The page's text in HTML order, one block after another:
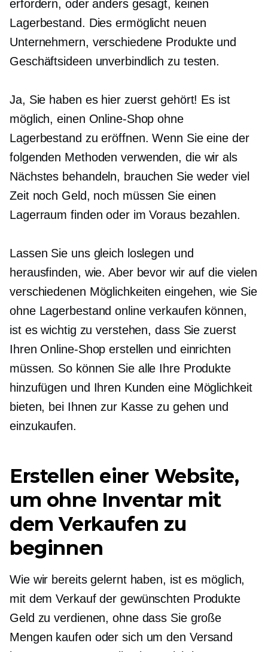
erfordern, oder anders gesagt, keinen
Lagerbestand. Dies ermöglicht neuen
Unternehmern, verschiedene Produkte und
Geschäftsideen unverbindlich zu testen.
Ja, Sie haben es hier zuerst gehört! Es ist
möglich, einen Online-Shop ohne
Lagerbestand zu eröffnen. Wenn Sie eine der
folgenden Methoden verwenden, die wir als
Nächstes behandeln, brauchen Sie weder viel
Zeit noch Geld, noch müssen Sie einen
Lagerraum finden oder im Voraus bezahlen.
Lassen Sie uns gleich loslegen und
herausfinden, wie. Aber bevor wir auf die vielen
verschiedenen Möglichkeiten eingehen, wie Sie
ohne Lagerbestand online verkaufen können,
ist es wichtig zu verstehen, dass Sie zuerst
Ihren Online-Shop erstellen und einrichten
müssen. So können Sie alle Ihre Produkte
hinzufügen und Ihren Kunden eine Möglichkeit
bieten, bei Ihnen zur Kasse zu gehen und
einzukaufen.
Erstellen einer Website,
um ohne Inventar mit
dem Verkaufen zu
beginnen
Wie wir bereits gelernt haben, ist es möglich,
mit dem Verkauf der gewünschten Produkte
Geld zu verdienen, ohne dass Sie große
Mengen kaufen oder sich um den Versand